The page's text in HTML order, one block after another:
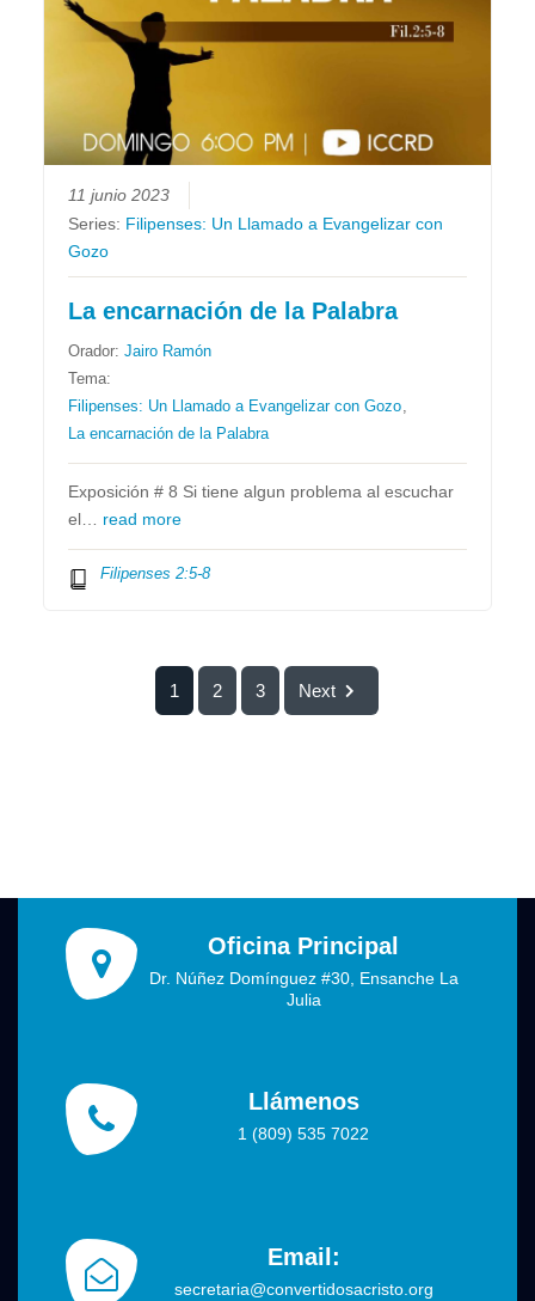
11 junio 2023
Series: Filipenses: Un Llamado a Evangelizar con
Gozo
La encarnación de la Palabra
Orador:Jairo Ramón
Tema:
Filipenses: Un Llamado a Evangelizar con Gozo,
La encarnación de la Palabra
Exposición # 8 Si tiene algun problema al escuchar
el… read more
Filipenses 2:5-8
1 2 3 Next
Oficina Principal
Dr. Núñez Domínguez #30, Ensanche La
Julia
Llámenos
1 (809) 535 7022
Email:
secretaria@convertidosacristo.org